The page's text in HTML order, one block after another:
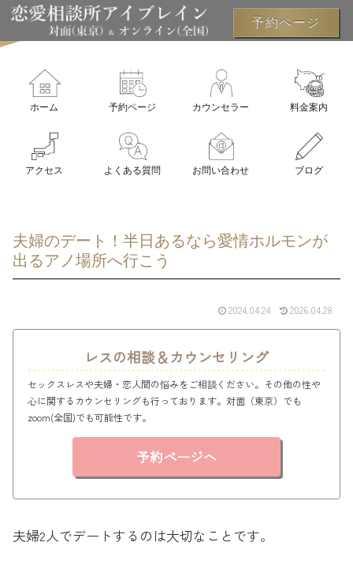
ホーム 予約ページ カウンセラー 料金案内
アクセス よくある質問 お問い合わせ ブログ
夫婦のデート！半日あるなら愛情ホルモンが
出るアノ場所へ行こう
2024.04.24 2026.04.28
レスの相談＆カウンセリング
セックスレスや夫婦・恋人間の悩みをご相談ください。その他の性や
心に関するカウンセリングも行っております。対面（東京）でも
zoom(全国)でも可能性です。
予約ページへ
夫婦2人でデートするのは大切なことです。
予約ページ